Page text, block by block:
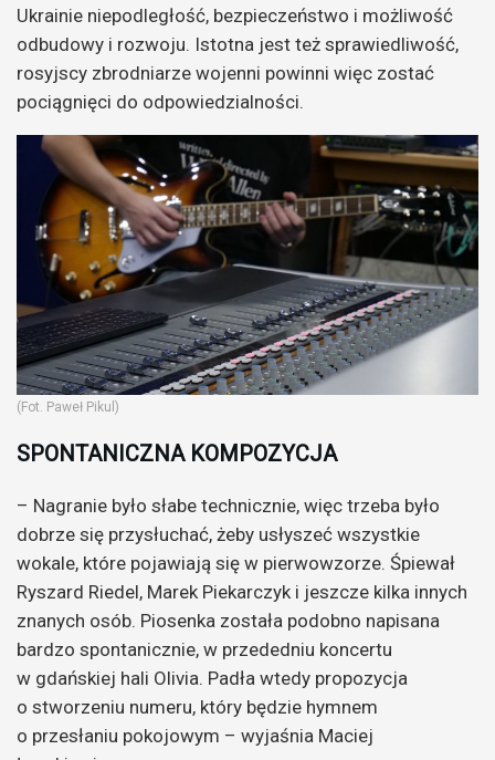
Ukrainie niepodległość, bezpieczeństwo i możliwość
odbudowy i rozwoju. Istotna jest też sprawiedliwość,
rosyjscy zbrodniarze wojenni powinni więc zostać
pociągnięci do odpowiedzialności.
(Fot. Paweł Pikul)
SPONTANICZNA KOMPOZYCJA
– Nagranie było słabe technicznie, więc trzeba było
dobrze się przysłuchać, żeby usłyszeć wszystkie
wokale, które pojawiają się w pierwowzorze. Śpiewał
Ryszard Riedel, Marek Piekarczyk i jeszcze kilka innych
znanych osób. Piosenka została podobno napisana
bardzo spontanicznie, w przededniu koncertu
w gdańskiej hali Olivia. Padła wtedy propozycja
o stworzeniu numeru, który będzie hymnem
o przesłaniu pokojowym – wyjaśnia Maciej